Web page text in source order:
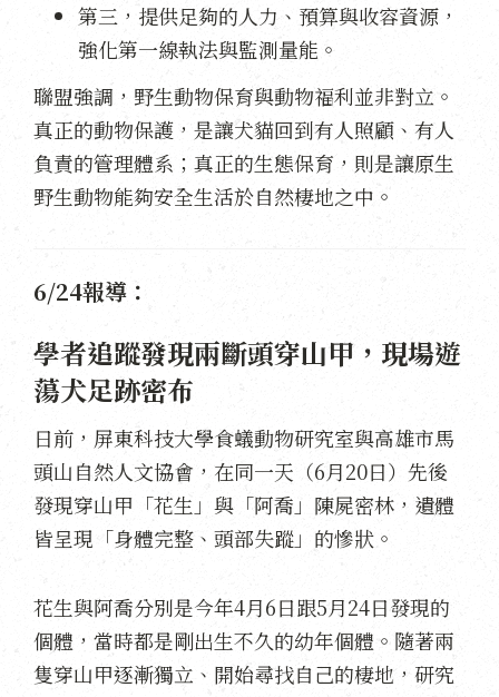
第三，提供足夠的人力、預算與收容資源，
強化第一線執法與監測量能。
聯盟強調，野生動物保育與動物福利並非對立。
真正的動物保護，是讓犬貓回到有人照顧、有人
負責的管理體系；真正的生態保育，則是讓原生
野生動物能夠安全生活於自然棲地之中。
6/24報導：
學者追蹤發現兩斷頭穿山甲，現場遊
蕩犬足跡密布
日前，屏東科技大學食蟻動物研究室與高雄市馬
頭山自然人文協會，在同一天（6月20日）先後
發現穿山甲「花生」與「阿喬」陳屍密林，遺體
皆呈現「身體完整、頭部失蹤」的慘狀。
花生與阿喬分別是今年4月6日跟5月24日發現的
個體，當時都是剛出生不久的幼年個體。隨著兩
隻穿山甲逐漸獨立、開始尋找自己的棲地，研究